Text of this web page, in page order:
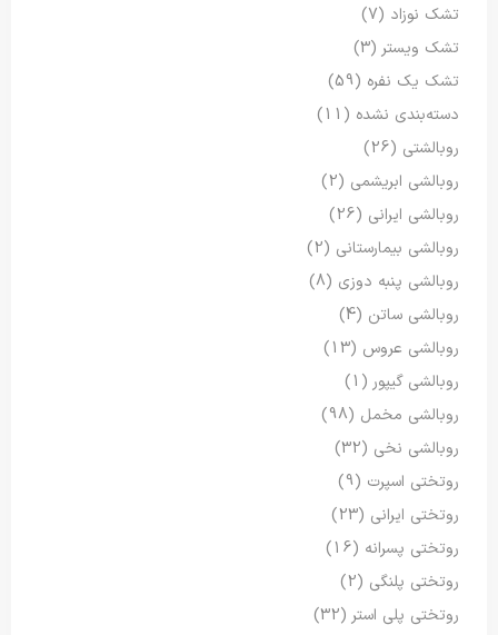
تشک نوزاد (7)
تشک ویستر (3)
تشک یک نفره (59)
دسته‌بندی نشده (11)
روبالشتی (26)
روبالشی ابریشمی (2)
روبالشی ایرانی (26)
روبالشی بیمارستانی (2)
روبالشی پنبه دوزی (8)
روبالشی ساتن (4)
روبالشی عروس (13)
روبالشی گیپور (1)
روبالشی مخمل (98)
روبالشی نخی (32)
روتختی اسپرت (9)
روتختی ایرانی (23)
روتختی پسرانه (16)
روتختی پلنگی (2)
روتختی پلی استر (32)